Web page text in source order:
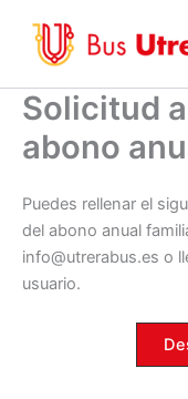
contenido
Solicitud
abono
Puedes rellenar el
del abono anual
info@utrerabus.es o
usuario.